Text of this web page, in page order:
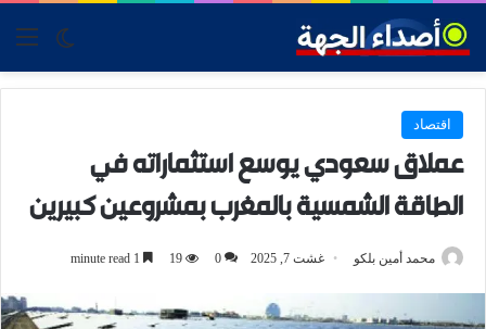
skin
اقتصاد
عملاق سعودي يوسع استثماراته في
الطاقة الشمسية بالمغرب بمشروعين كبيرين
محمد أمين بلكو غشت 7, 2025 0
19